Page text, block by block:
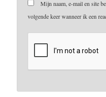
Mijn naam, e-mail en site
volgende keer wanneer ik een